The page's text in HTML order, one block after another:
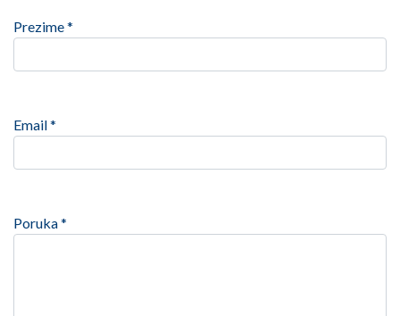
Prezime *
Email *
Poruka *